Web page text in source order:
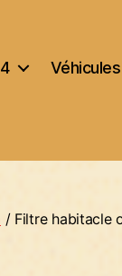
Véhicules
/ Filtre habitacle